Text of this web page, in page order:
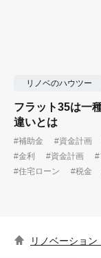
リノベのハウツー
フラット35は一
違いとは
#補助金 #資金計画
#金利
#資金計画 #
#住宅ローン
#税金
リノベーショ